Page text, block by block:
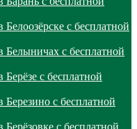
с бесплатной
с бесплатной
с бесплатной
с бесплатной
с бесплатной